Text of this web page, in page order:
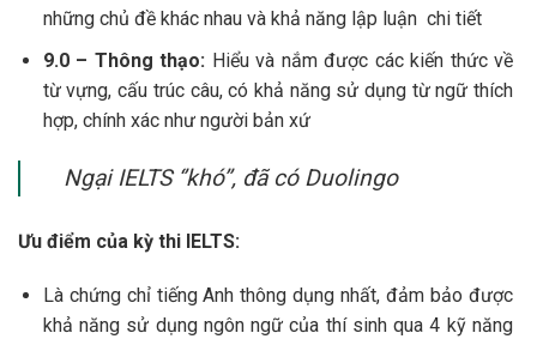
những chủ đề khác nhau và khả năng lập luận chi tiết
9.0 – Thông thạo: Hiểu và nắm được các kiến thức về
từ vựng, cấu trúc câu, có khả năng sử dụng từ ngữ thích
hợp, chính xác như người bản xứ
Ngại IELTS ‘’khó’’, đã có Duolingo
Ưu điểm của kỳ thi IELTS:
Là chứng chỉ tiếng Anh thông dụng nhất, đảm bảo được
khả năng sử dụng ngôn ngữ của thí sinh qua 4 kỹ năng